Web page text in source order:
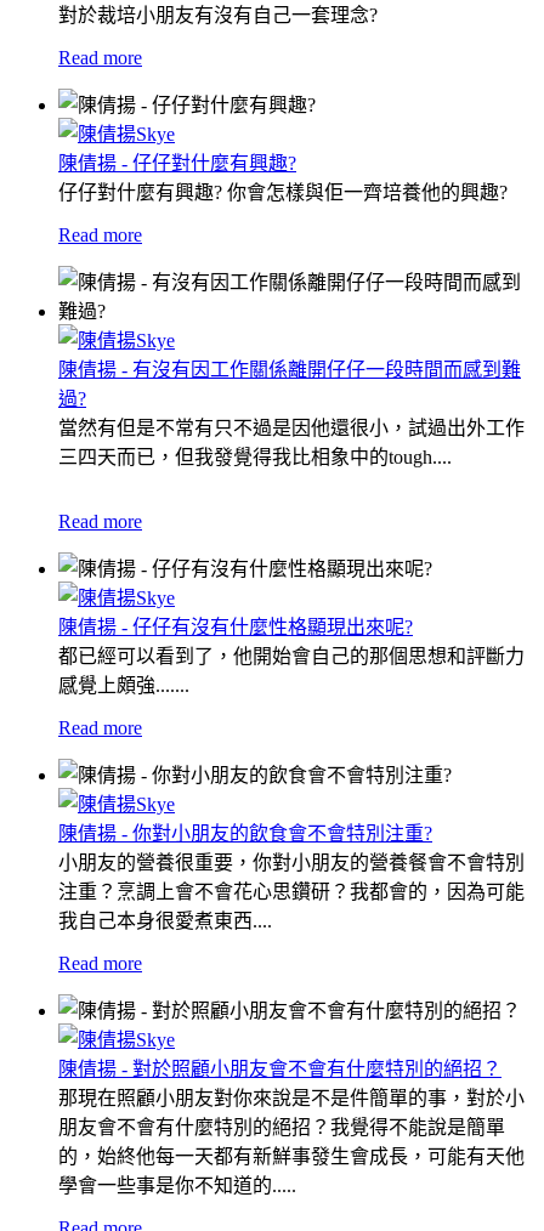
對於裁培小朋友有沒有自己一套理念?
Read more
陳倩揚 - 仔仔對什麼有興趣?
仔仔對什麼有興趣? 你會怎樣與佢一齊培養他的興趣?
Read more
陳倩揚 - 有沒有因工作關係離開仔仔一段時間而感到難
過?
當然有但是不常有只不過是因他還很小，試過出外工作
三四天而已，但我發覺得我比相象中的tough....
Read more
陳倩揚 - 仔仔有沒有什麼性格顯現出來呢?
都已經可以看到了，他開始會自己的那個思想和評斷力
感覺上頗強.......
Read more
陳倩揚 - 你對小朋友的飲食會不會特別注重?
小朋友的營養很重要，你對小朋友的營養餐會不會特別
注重？烹調上會不會花心思鑽研？我都會的，因為可能
我自己本身很愛煮東西....
Read more
陳倩揚 - 對於照顧小朋友會不會有什麼特別的絕招？
那現在照顧小朋友對你來說是不是件簡單的事，對於小
朋友會不會有什麼特別的絕招？我覺得不能說是簡單
的，始終他每一天都有新鮮事發生會成長，可能有天他
學會一些事是你不知道的.....